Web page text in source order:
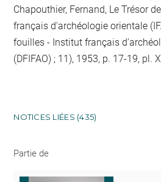
Chapouthier, Fernand, Le Trésor
français d'archéologie orientale
fouilles - Institut français
(DFIFAO) ; 11), 1953, p. 17-19, pl.
NOTICES LIÉES (435)
Partie de